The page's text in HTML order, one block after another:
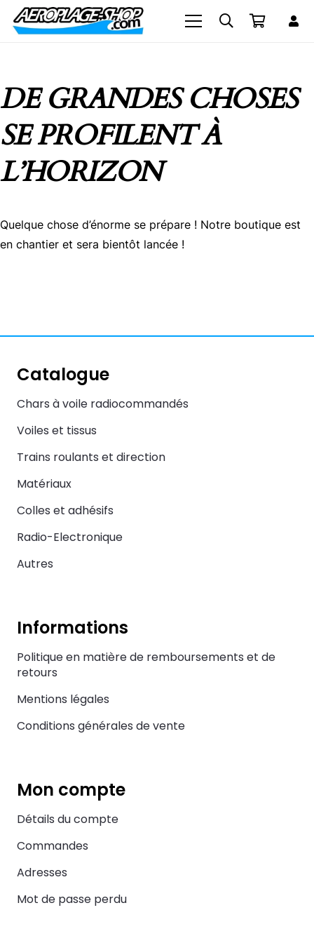
DE GRANDES CHOSES
SE PROFILENT À
L’HORIZON
Quelque chose d’énorme se prépare ! Notre boutique est
en chantier et sera bientôt lancée !
Catalogue
Chars à voile radiocommandés
Voiles et tissus
Trains roulants et direction
Matériaux
Colles et adhésifs
Radio-Electronique
Autres
Informations
Politique en matière de remboursements et de
retours
Mentions légales
Conditions générales de vente
Mon compte
Détails du compte
Commandes
Adresses
Mot de passe perdu